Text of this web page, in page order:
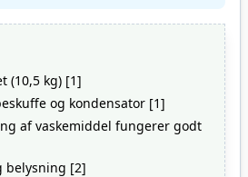
(10,5 kg) [1]
og kondensator [1]
af vaskemiddel fungerer godt
belysning [2]